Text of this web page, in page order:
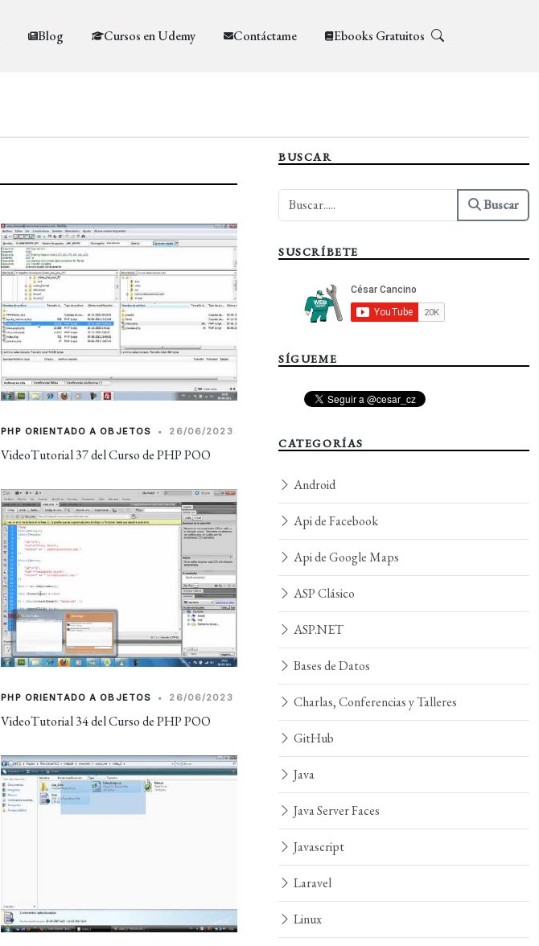
Blog Cursos en Udemy Contáctame Ebooks Gratuitos
PHP ORIENTADO A OBJETOS • 26/06/2023
VideoTutorial 37 del Curso de PHP POO
PHP ORIENTADO A OBJETOS • 26/06/2023
VideoTutorial 34 del Curso de PHP POO
BUSCAR
Buscar
SUSCRÍBETE
SÍGUEME
CATEGORÍAS
Android
Api de Facebook
Api de Google Maps
ASP Clásico
ASP.NET
Bases de Datos
Charlas, Conferencias y Talleres
GitHub
Java
Java Server Faces
Javascript
Laravel
Linux